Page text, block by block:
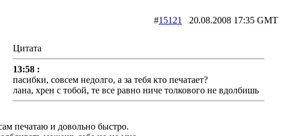
#15121 20.08.2008 17:35 GMT
Цитата
13:58 :
пасибки, совсем недолго, а за тебя кто печатает?
лана, хрен с тобой, те все равно ниче толкового не вдолбишь
печатаю и довольно быстро.